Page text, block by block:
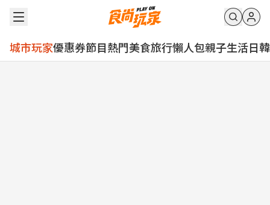
城市玩家優惠券節目熱門美食旅行懶人包親子生活日韓